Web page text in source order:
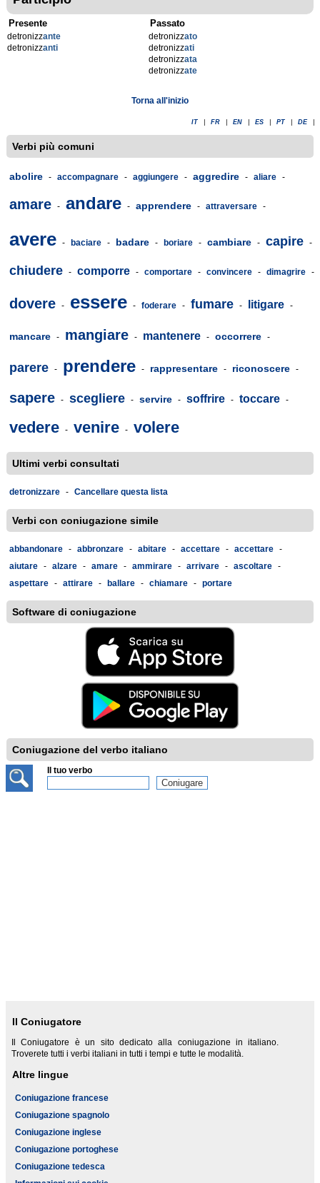
Presente
detronizzante
detronizzanti
Passato
detronizzato
detronizzati
detronizzata
detronizzate
Torna all'inizio
IT FR EN ES PT DE
Verbi più comuni
abolire - accompagnare - aggiungere - aggredire - aliare -
amare - andare - apprendere - attraversare -
avere - baciare - badare - boriare - cambiare - capire -
chiudere - comporre - comportare - convincere - dimagrire -
dovere - essere - foderare - fumare - litigare -
mancare - mangiare - mantenere - occorrere -
parere - prendere - rappresentare - riconoscere -
sapere - scegliere - servire - soffrire - toccare -
vedere - venire - volere
Ultimi verbi consultati
detronizzare - Cancellare questa lista
Verbi con coniugazione simile
abbandonare - abbronzare - abitare - accettare - accettare -
aiutare - alzare - amare - ammirare - arrivare - ascoltare -
aspettare - attirare - ballare - chiamare - portare
Software di coniugazione
Coniugazione del verbo italiano
Il tuo verbo
Il Coniugatore
Il Coniugatore è un sito dedicato alla coniugazione in italiano.
Troverete tutti i verbi italiani in tutti i tempi e tutte le modalità.
Altre lingue
Coniugazione francese
Coniugazione spagnolo
Coniugazione inglese
Coniugazione portoghese
Coniugazione tedesca